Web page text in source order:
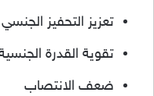
تعزيز التحفيز الجنسي
تقوية القدرة
ضعف الانتصاب